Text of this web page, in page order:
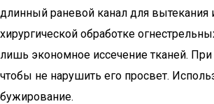
длинный раневой канал для
хирургической обработке
лишь экономное иссечение тканей.
чтобы не нарушить его просвет.
бужирование.